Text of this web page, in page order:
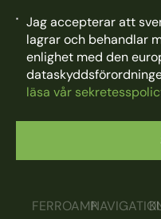
Jag accepterar att
lagrar och behandlar
enlighet med den
läsa vår
FERROAMP